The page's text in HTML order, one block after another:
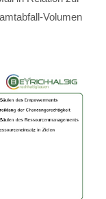
Volumen